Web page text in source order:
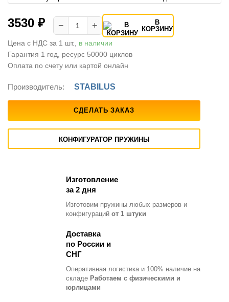
3530 ₽ − +
В
КОРЗИНУ
Цена с НДС за 1 шт., в наличии
Гарантия 1 год, ресурс 50000 циклов
Оплата по счету или картой онлайн
Производитель: STABILUS
СДЕЛАТЬ ЗАКАЗ
КОНФИГУРАТОР ПРУЖИНЫ
Изготовление
за 2 дня
Изготовим пружины любых размеров и
конфигураций от 1 штуки
Доставка
по России и
СНГ
Оперативная логистика и 100% наличие на
складе Работаем с физическими и
юрлицами